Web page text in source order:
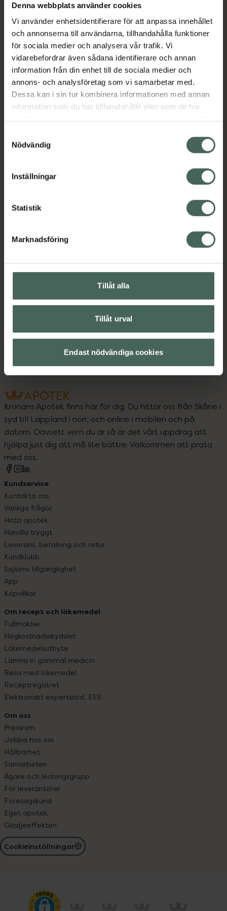
Denna webbplats använder cookies
Vi använder enhetsidentifierare för att anpassa innehållet
och annonserna till användarna, tillhandahålla funktioner
för sociala medier och analysera vår trafik. Vi
vidarebefordrar även sådana identifierare och annan
information från din enhet till de sociala medier och
annons- och analysföretag som vi samarbetar med.
Dessa kan i sin tur kombinera informationen med annan
information som du har tillhandahållit eller som de har
återkalla ditt samtycke via webbplatsens
cookieinställningar. Ett återkallat samtycke påverkar inte
lagligheten av behandling som skett innan återkallelsen.
Nödvändig
Inställningar
Statistik
Marknadsföring
Tillåt alla
Tillåt urval
Endast nödvändiga cookies
tillskott av dessa fettsyror från kvalitativ
fiskolja. Perfekt för dig som vanligtvis inte äter
fet fisk regelbundet. Denna fiskolja kommer i
små kapslar som är lättare att svälja än
vanliga kapslar.
EAN:07350132942710
Kategorier:
Kost och hälsaKosttillskottKosttillskott
Omega 3 och fettsyror
Visa
Instruktioner Visa
Kost och hälsa
Kosttillskott
Omega 3 och fettsyror
Omega 3 och fettsyror
Kronans Apotek finns här för dig. Du hittar oss från Skåne i
syd till Lappland i norr, och online i mobilen och på
datorn. Oavsett vem du är så är det vårt uppdrag att
hjälpa just dig att må lite bättre. Välkommen att prata
med oss.
Kundservice
Kontakta oss
Vanliga frågor
Hitta apotek
Handla tryggt
Leverans, betalning och retur
Kundklubb
Sajtens tillgänglighet
App
Köpvillkor
Om recept och läkemedel
Fullmakter
Högkostnadsskyddet
Läkemedelsutbyte
Lämna in gammal medicin
Resa med läkemedel
Receptregistret
Elektroniskt expertstöd, EES
Om oss
Pressrum
Jobba hos oss
Hållbarhet
Samarbeten
Ägare och ledningsgrupp
För leverantörer
Företagskund
Eget apotek
Glädjeeffekten
Cookieinställningar